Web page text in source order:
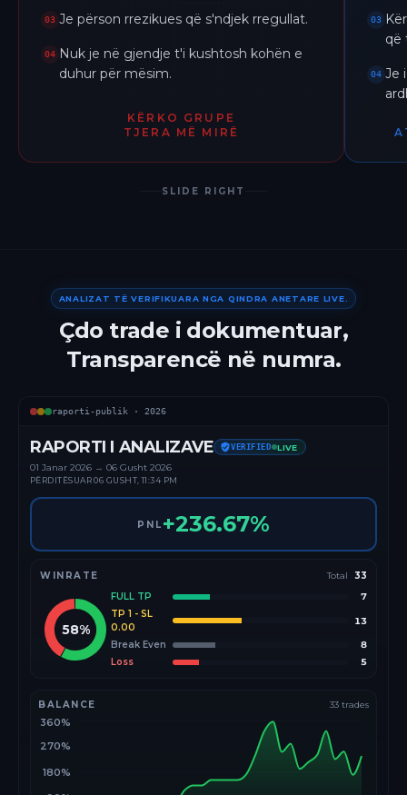
03 Je përson rrezikues që s'ndjek rregullat.
04 Nuk je në gjendje t'i kushtosh kohën e
duhur për mësim.
KËRKO GRUPE
TJERA MË MIRË
03
që
04 Je
SLIDE RIGHT
ANALIZAT TË VERIFIKUARA NGA QINDRA ANETARE LIVE.
Çdo trade i dokumentuar,
Transparencë në numra.
raporti-publik · 2026
RAPORTI I ANALIZAVE VERIFIED LIVE
01 Janar 2026 → 06 Gusht 2026
PËRDITËSUAR06 GUSHT, 11:34 PM
PNL +236.67%
WINRATE Total 33
58%
FULL TP
7
TP 1 - SL
0.00
13
Break Even
8
Loss
5
BALANCE 33 trades
180%
270%
360%